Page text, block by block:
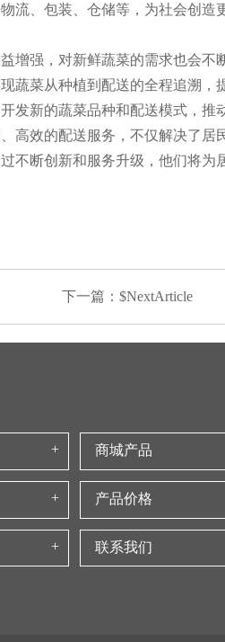
流、包装、仓储等，为社会创
增强，对新鲜蔬菜的需求也会
蔬菜从种植到配送的全程追溯
发新的蔬菜品种和配送模式，推
高效的配送服务，不仅解决了
不断创新和服务升级，他们将
下一篇：$NextArticle
商城产品
产品价格
联系我们